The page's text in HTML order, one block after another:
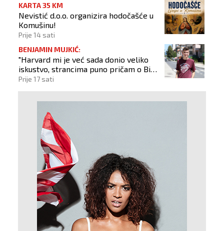
KARTA 35 KM
Nevistić d.o.o. organizira hodočašće u
Komušinu!
Prije 14 sati
BENJAMIN MUJKIĆ:
"Harvard mi je već sada donio veliko
iskustvo, strancima puno pričam o BiH
i Novom Travniku"
Prije 17 sati